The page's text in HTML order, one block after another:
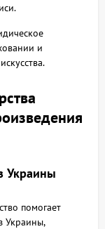
и
Украины
помогает
Украины,